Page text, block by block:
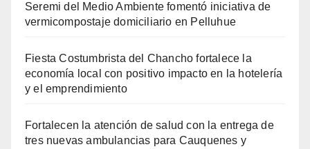
Seremi del Medio Ambiente fomentó iniciativa de
vermicompostaje domiciliario en Pelluhue
Fiesta Costumbrista del Chancho fortalece la
economía local con positivo impacto en la hotelería
y el emprendimiento
Fortalecen la atención de salud con la entrega de
tres nuevas ambulancias para Cauquenes y